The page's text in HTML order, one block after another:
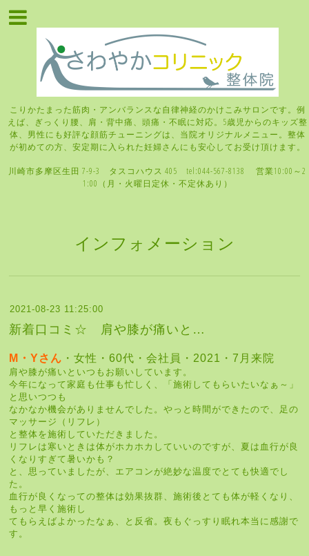
こりかたまった筋肉・アンバランスな自律神経のかけこみサロンです。例
えば、ぎっくり腰、肩・背中痛、頭痛・不眠に対応。5歳児からのキッズ整
体、男性にも好評な顔筋チューニングは、当院オリジナルメニュー。整体
が初めての方、安定期に入られた妊婦さんにも安心してお受け頂けます。
川崎市多摩区生田 7-9-3 タスコハウス 405 tel:044-567-8138 営業10:00～2
1:00（月・火曜日定休・不定休あり）
インフォメーション
2021-08-23 11:25:00
新着口コミ☆ 肩や膝が痛いと…
M・Yさん ・女性・60代・会社員・2021・7月来院
肩や膝が痛いといつもお願いしています。
今年になって家庭も仕事も忙しく、「施術してもらいたいなぁ～」
と思いつつも
なかなか機会がありませんでした。やっと時間ができたので、足の
マッサージ（リフレ）
と整体を施術していただきました。
リフレは寒いときは体がホカホカしていいのですが、夏は血行が良
くなりすぎて暑いかも？
と、思っていましたが、エアコンが絶妙な温度でとても快適でし
た。
血行が良くなっての整体は効果抜群、施術後とても体が軽くなり、
もっと早く施術し
てもらえばよかったなぁ、と反省。夜もぐっすり眠れ本当に感謝で
す。